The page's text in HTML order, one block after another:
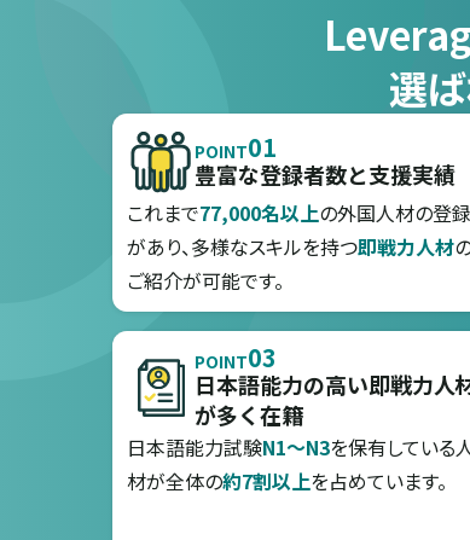
選
POINT01
豊富な登録者数と支援実績
これまで77,000名以上の外国人材の登録
があり、多様なスキルを持つ即戦力人材
ご紹介が可能です。
POINT03
日本語能力の高い即戦力人
が多く在籍
日本語能力試験N1～N3を保有している
材が全体の約7割以上を占めています。